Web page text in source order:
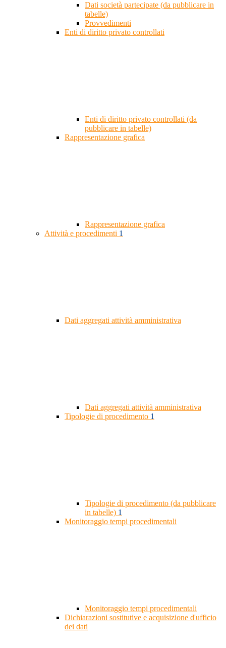
Dati società partecipate (da pubblicare in
tabelle)
Provvedimenti
Enti di diritto privato controllati
Enti di diritto privato controllati (da
pubblicare in tabelle)
Rappresentazione grafica
Rappresentazione grafica
Attività e procedimenti 1
Dati aggregati attività amministrativa
Dati aggregati attività amministrativa
Tipologie di procedimento 1
Tipologie di procedimento (da pubblicare
in tabelle) 1
Monitoraggio tempi procedimentali
Monitoraggio tempi procedimentali
Dichiarazioni sostitutive e acquisizione d'ufficio
dei dati